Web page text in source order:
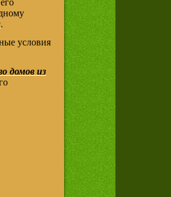
.
условия
домов из